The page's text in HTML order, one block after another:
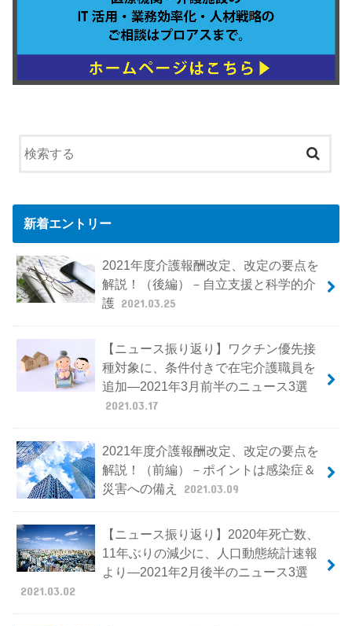
新着エントリー
2021年度介護報酬改定、改定の要点を
解説！（後編）－自立支援と科学的介
護 2021.03.25
【ニュース振り返り】ワクチン優先接
種対象に、条件付きで在宅介護職員を
追加―2021年3月前半のニュース3選
2021.03.17
2021年度介護報酬改定、改定の要点を
解説！（前編）－ポイントは感染症＆
災害への備え
2021.03.09
【ニュース振り返り】2020年死亡数、
11年ぶりの減少に、人口動態統計速報
より―2021年2月後半のニュース3選
2021.03.02